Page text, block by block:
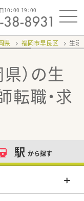
10：00-19：00
県 福岡市早良区 生活
）の生
転職・求
駅 から探す